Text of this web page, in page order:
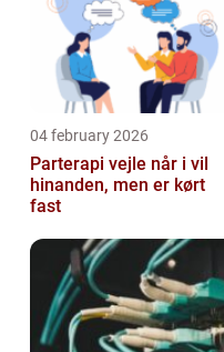
04 february 2026
Parterapi vejle når i vil
hinanden, men er kørt
fast